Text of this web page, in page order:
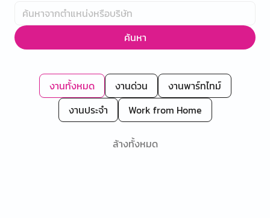
ค้นหา
งานทั้งหมด งานด่วน
งานพาร์ทไทม์
งานประจำ
Work from Home
ล้างทั้งหมด